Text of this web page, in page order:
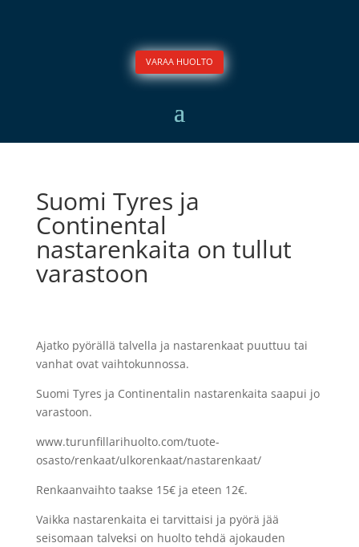
VARAA HUOLTO
Suomi Tyres ja
Continental
nastarenkaita on tullut
varastoon
Ajatko pyörällä talvella ja nastarenkaat puuttuu tai
vanhat ovat vaihtokunnossa.
Suomi Tyres ja Continentalin nastarenkaita saapui jo
varastoon.
www.turunfillarihuolto.com/tuote-
osasto/renkaat/ulkorenkaat/nastarenkaat/
Renkaanvaihto taakse 15€ ja eteen 12€.
Vaikka nastarenkaita ei tarvittaisi ja pyörä jää
seisomaan talveksi on huolto tehdä ajokauden